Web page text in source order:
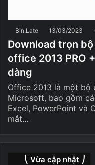
Bin.Late 13/03/2023
Download trọn
office 2013 PRO
dàng
Office 2013 là một bộ
Microsoft, bao gồm
Excel, PowerPoint và
mắt…
⎝ Vừa cập nhật ⎠